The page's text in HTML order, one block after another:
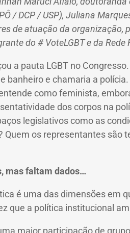
/ DCP / USP), Juliana
de atuação da organização,
do # VoteLGBT e da
a pauta LGBT no Congresso.
banheiro e chamaria a polícia.
como feminista,
dos corpos na
legislativos como as
Quem os representantes são
mas faltam dados…
é uma das dimensões em
que a política institucional
maior participação de